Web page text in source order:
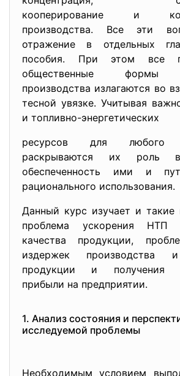
кооперирование и
производства. Все эти
отражение в отдельных
пособия. При этом все
общественные формы
производства излагаются во
тесной увязке. Учитывая
и топливно-энергетических
ресурсов для любого
раскрываются их роль
обеспеченность ими и
рационального использования.
Данный курс изучает и такие
проблема ускорения НТП
качества продукции,
издержек производства
продукции и получения
прибыли на предприятии.
1. Анализ состояния и
исследуемой проблемы
Необходимым условием